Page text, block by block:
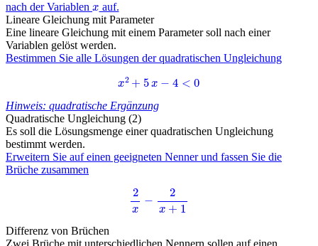
nach der Variablen
auf.
Lineare Gleichung mit Parameter
Eine lineare Gleichung mit einem Parameter soll nach einer
Variablen gelöst werden.
Bestimmen Sie alle Lösungen der quadratischen Ungleichung
2 + <
Hinweis: quadratische Ergänzung
Quadratische Ungleichung (2)
Es soll die Lösungsmenge einer quadratischen Ungleichung
bestimmt werden.
Erweitern Sie auf einen geeigneten Nenner und fassen Sie die
Brüche zusammen
2 +
Differenz von Brüchen